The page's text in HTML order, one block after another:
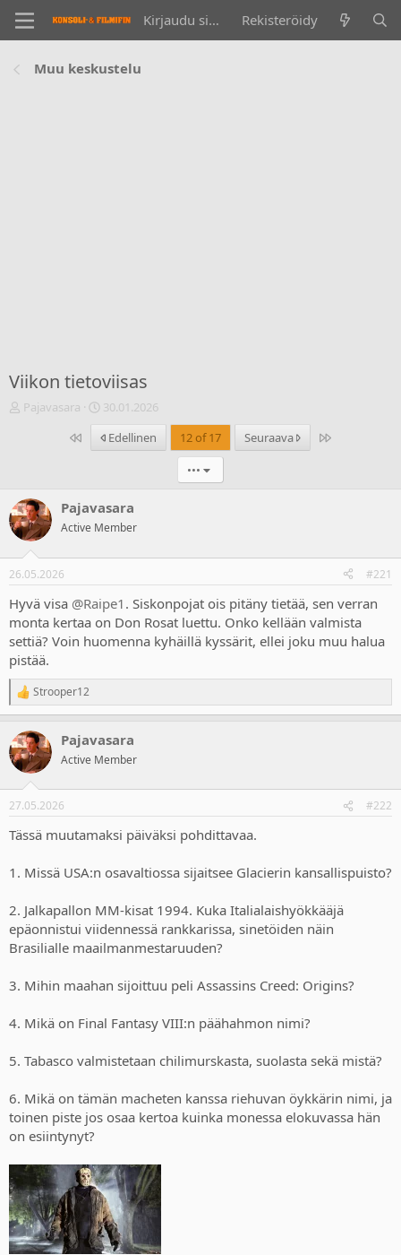
Kirjaudu sisään Rekisteröidy
Muu keskustelu
Viikon tietoviisas
V
k
e
t
u
n
a
l
o
i
t
t
a
j
a
Pajavasara
A
o
i
s
ä
ä
m
ä
ä
r
30.01.2026
Ensimmäinen
Edellinen 12 of 17 Seuraava Last
•••
Pajavasara
Active Member
26.05.2026 #221
Hyvä visa @Raipe1 . Siskonpojat ois pitäny tietää, sen verran
monta kertaa on Don Rosat luettu. Onko kellään valmista
settiä? Voin huomenna kyhäillä kyssärit, ellei joku muu halua
pistää.
R
e
c
t
i
s
Strooper12
Pajavasara
Active Member
27.05.2026 #222
Tässä muutamaksi päiväksi pohdittavaa.
1. Missä USA:n osavaltiossa sijaitsee Glacierin kansallispuisto?
2. Jalkapallon MM-kisat 1994. Kuka Italialaishyökkääjä
epäonnistui viidennessä rankkarissa, sinetöiden näin
Brasilialle maailmanmestaruuden?
3. Mihin maahan sijoittuu peli Assassins Creed: Origins?
4. Mikä on Final Fantasy VIII:n päähahmon nimi?
5. Tabasco valmistetaan chilimurskasta, suolasta sekä mistä?
6. Mikä on tämän macheten kanssa riehuvan öykkärin nimi, ja
toinen piste jos osaa kertoa kuinka monessa elokuvassa hän
on esiintynyt?